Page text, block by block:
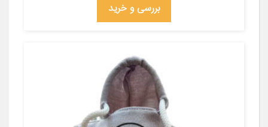
بررسی و خرید